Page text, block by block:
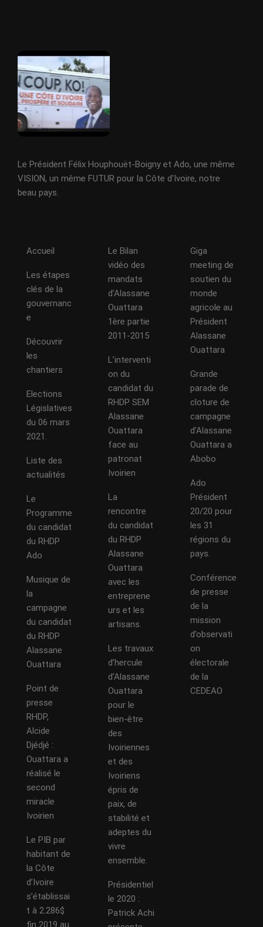
Le Président Félix Houphouët-Boigny et Ado, une même
VISION, un même FUTUR pour la Côte d'Ivoire, notre
beau pays.
Accueil
Les étapes
clés de la
gouvernanc
e
Découvrir
les
chantiers
Elections
Législatives
du 06 mars
2021.
Liste des
actualités
Le
Programme
du candidat
du RHDP
Ado
Musique de
la
campagne
du candidat
du RHDP
Alassane
Ouattara
Point de
presse
RHDP,
Alcide
Djédjé :
Ouattara a
réalisé le
second
miracle
Ivoirien
Le PIB par
habitant de
la Côte
d’Ivoire
s’établissai
t à 2.286$
fin 2019 au
Le Bilan
vidéo des
mandats
d’Alassane
Ouattara
1ère partie
2011-2015
L’interventi
on du
candidat du
RHDP SEM
Alassane
Ouattara
face au
patronat
Ivoirien
La
rencontre
du candidat
du RHDP
Alassane
Ouattara
avec les
entreprene
urs et les
artisans.
Les travaux
d’hercule
d’Alassane
Ouattara
pour le
bien-être
des
Ivoiriennes
et des
Ivoiriens
épris de
paix, de
stabilité et
adeptes du
vivre
ensemble.
Présidentiel
le 2020 :
Patrick Achi
Giga
meeting de
soutien du
monde
agricole au
Président
Alassane
Ouattara
Grande
parade de
cloture de
campagne
d’Alassane
Ouattara a
Abobo
Ado
Président
20/20 pour
les 31
régions du
pays.
Conférence
de presse
de la
mission
d’observati
on
électorale
de la
CEDEAO